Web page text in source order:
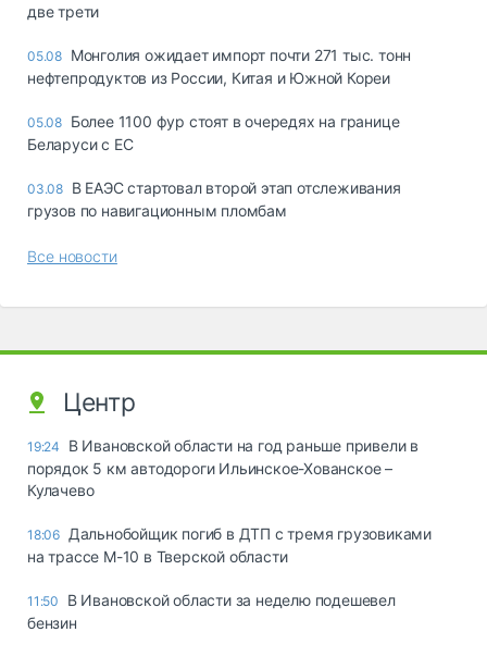
две трети
05.08 Монголия ожидает импорт почти 271 тыс. тонн
нефтепродуктов из России, Китая и Южной Кореи
05.08 Более 1100 фур стоят в очередях на границе
Беларуси с ЕС
03.08 В ЕАЭС стартовал второй этап отслеживания
грузов по навигационным пломбам
Все новости
Центр
19:24
В Ивановской области на год раньше привели в
порядок 5 км автодороги Ильинское-Хованское –
Кулачево
18:06 Дальнобойщик погиб в ДТП с тремя грузовиками
на трассе М-10 в Тверской области
11:50
В Ивановской области за неделю подешевел
бензин